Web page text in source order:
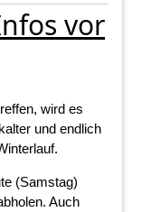
vor
wird es
und endlich
(Samstag)
Auch